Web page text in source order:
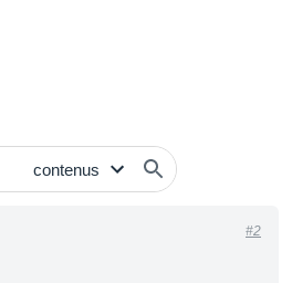
#2